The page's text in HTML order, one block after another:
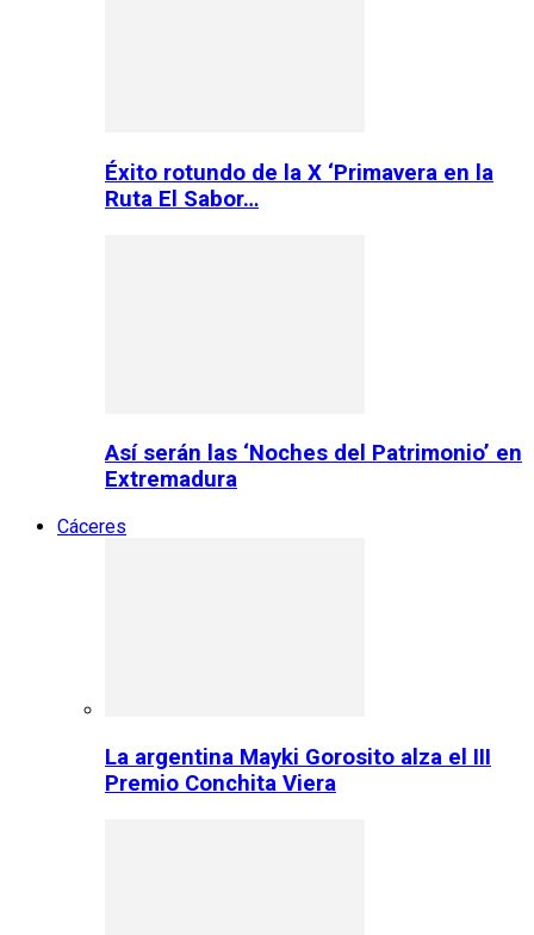
Éxito rotundo de la X ‘Primavera en la
Ruta El Sabor…
Así serán las ‘Noches del Patrimonio’ en
Extremadura
Cáceres
La argentina Mayki Gorosito alza el III
Premio Conchita Viera